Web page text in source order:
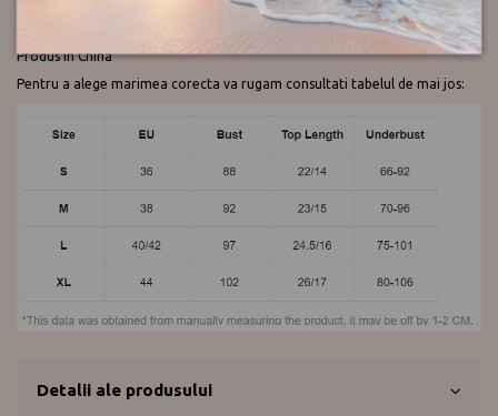
Compozitie : 80% Polyamida, 20% Elastan.
Produs in China
Pentru a alege marimea corecta va rugam consultati tabelul de mai jos:
Detalii ale produsului